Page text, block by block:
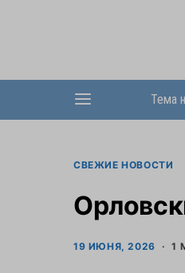
Тема
СВЕЖИЕ НОВОСТИ
19 ИЮНЯ, 2026 1